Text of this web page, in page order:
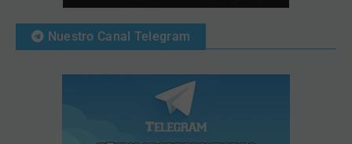
Nuestro Canal Telegram